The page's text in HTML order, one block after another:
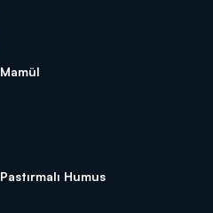
Mamül
Pastırmalı Humus